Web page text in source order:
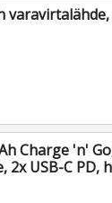
varavirtalähde,
Charge 'n'
2x USB-C PD,